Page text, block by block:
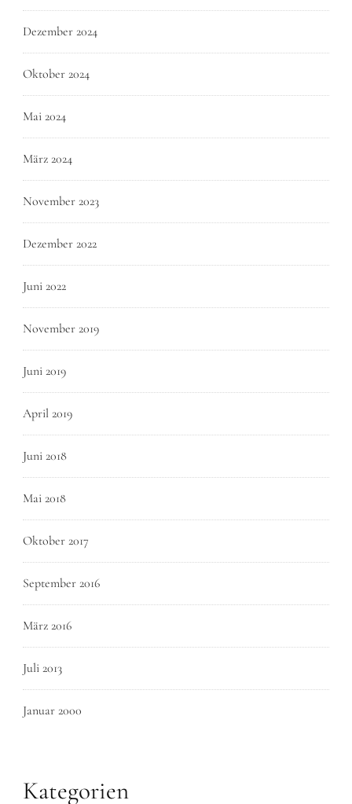
Dezember 2024
Oktober 2024
Mai 2024
März 2024
November 2023
Dezember 2022
Juni 2022
November 2019
Juni 2019
April 2019
Juni 2018
Mai 2018
Oktober 2017
September 2016
März 2016
Juli 2013
Januar 2000
Kategorien